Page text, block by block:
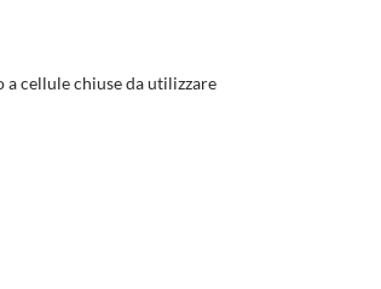
a cellule chiuse da utilizzare